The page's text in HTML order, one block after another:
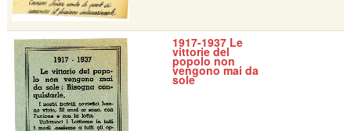
1917-1937 Le
vittorie del
popolo non
vengono mai da
sole